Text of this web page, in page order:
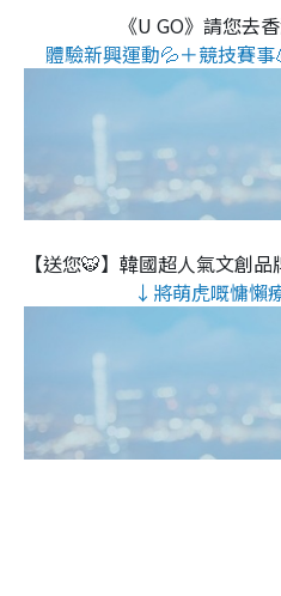
《U GO》請您去
體驗新興運動💦＋競技賽
【送您🐯】韓國超人氣文創
↓將萌虎嘅慵懶